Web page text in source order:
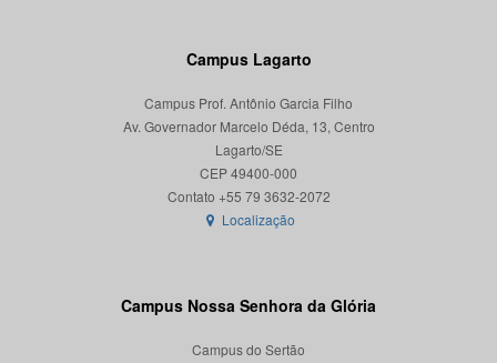
Campus Lagarto
Campus Prof. Antônio Garcia Filho
Av. Governador Marcelo Déda, 13, Centro
Lagarto/SE
CEP 49400-000
Localização
Campus Nossa Senhora da Glória
Campus do Sertão